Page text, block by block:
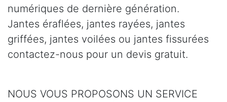
numériques de dernière génération.
Jantes éraflées, jantes rayées, jantes
griffées, jantes voilées ou jantes fissurées
contactez-nous pour un devis gratuit.
NOUS VOUS PROPOSONS UN SERVICE